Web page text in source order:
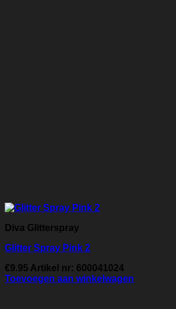
Diva Glitterspray
Glitter Spray Pink 2
€9.95 Artikel nr: 600041024
Toevoegen aan winkelwagen